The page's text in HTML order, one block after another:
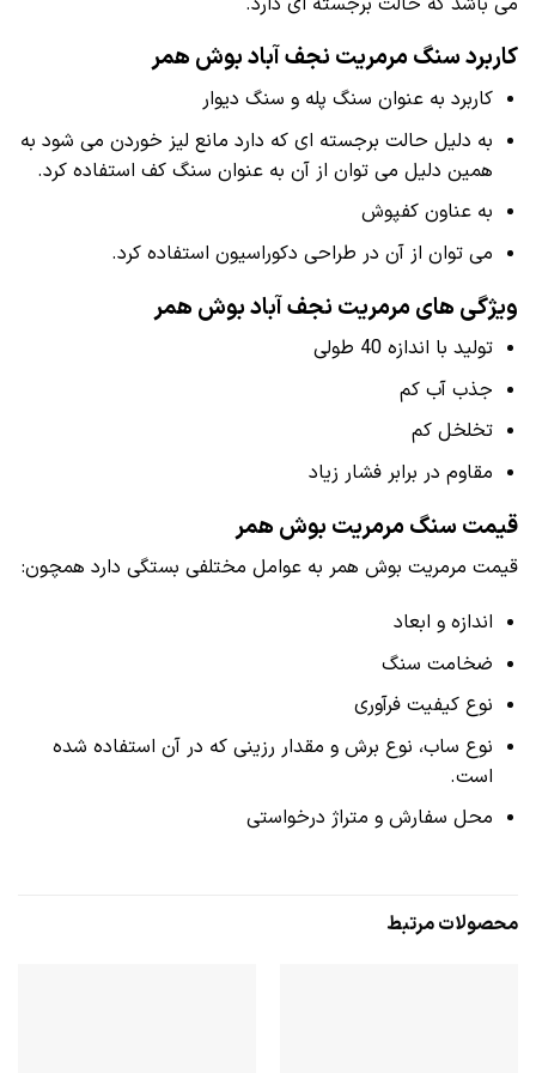
کاربرد سنگ مرمریت نجف آباد بوش همر
کاربرد به عنوان سنگ پله و سنگ دیوار
به دلیل حالت برجسته ای که دارد مانع لیز خوردن می شود به
همین دلیل می توان از آن به عنوان سنگ کف استفاده کرد.
به عناون کفپوش
می توان از آن در طراحی دکوراسیون استفاده کرد.
ویژگی های مرمریت نجف آباد بوش همر
تولید با اندازه 40 طولی
جذب آب کم
تخلخل کم
مقاوم در برابر فشار زیاد
قیمت سنگ مرمریت بوش همر
قیمت مرمریت بوش همر به عوامل مختلفی بستگی دارد همچون:
اندازه و ابعاد
ضخامت سنگ
نوع کیفیت فرآوری
نوع ساب، نوع برش و مقدار رزینی که در آن استفاده شده
است.
محل سفارش و متراژ درخواستی
محصولات مرتبط